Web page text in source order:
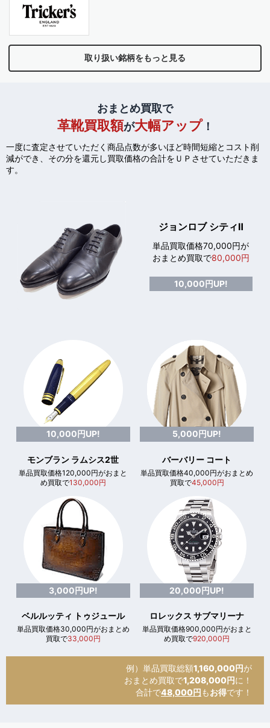
取り扱い銘柄をもっと見る
おまとめ買取で
革靴買取額が大幅アップ！
一度に査定させていただく商品点数が多いほど時間短縮とコスト削
減ができ、 その分を還元し買取価格の合計をＵＰさせていただきま
す。
ジョンロブ シティⅡ
単品買取価格70,000円が
おまとめ買取で80,000円
10,000円UP!
10,000円UP!
モンブラン ラムシス2世
単品買取価格120,000円がおまと
め買取で130,000円
5,000円UP!
バーバリー コート
単品買取価格40,000円がおまとめ
買取で45,000円
3,000円UP!
ベルルッティ トゥジュール
単品買取価格30,000円がおまとめ
買取で33,000円
20,000円UP!
ロレックス サブマリーナ
単品買取価格900,000円がおまと
め買取で920,000円
例）単品買取総額1,160,000円が
おまとめ買取で1,208,000円に！
合計で48,000円 もお得です！